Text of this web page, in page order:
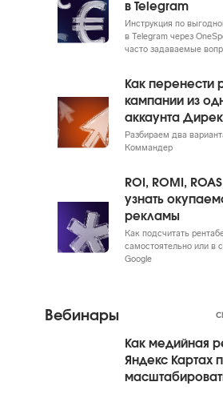
в Telegram
Инструкция по
в Telegram через
часто задаваемые
Как перенести
кампании из
аккаунта
Разбираем два
Коммандер
ROI, ROMI,
узнать
рекламы
Как подсчитать
самостоятельно или в
Google
Вебинары
Как медийная
Яндекс Картах